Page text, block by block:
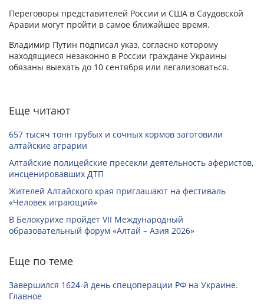
Переговоры представителей России и США в Саудовской
Аравии могут пройти в самое ближайшее время.
Владимир Путин подписал указ, согласно которому
находящиеся незаконно в России граждане Украины
обязаны выехать до 10 сентября или легализоваться.
Еще читают
657 тысяч тонн грубых и сочных кормов заготовили
алтайские аграрии
Алтайские полицейские пресекли деятельность аферистов,
инсценировавших ДТП
Жителей Алтайского края приглашают на фестиваль
«Человек играющий»
В Белокурихе пройдет VII Международный
образовательный форум «Алтай – Азия 2026»
Еще по теме
Завершился 1624-й день спецоперации РФ на Украине.
Главное